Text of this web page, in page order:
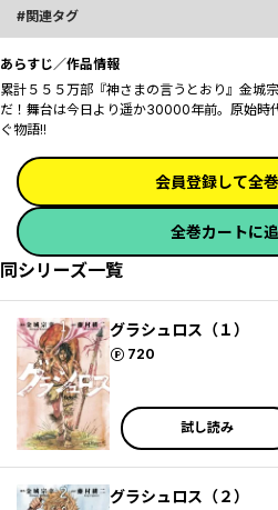
関連タグ
あらすじ／作品情報
累計５５５万部『神さまの言うとおり』金城
だ！舞台は今日より遥か30000年前。原始時
ぐ物語!!
会員登録して全
全巻カートに
同シリーズ一覧
グラシュロス（１）
720
ポイント
試し読み
グラシュロス（２）